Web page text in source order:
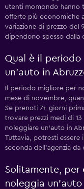
utenti momondo hanno
offerte più economiche
variazione di prezzo del
dipendono spesso dalla
Qual è il
un'auto in
Il periodo migliore per
mese di novembre,
Se prenoti 7+ giorni
trovare prezzi medi di
noleggiare un'auto in
Tuttavia, potresti
seconda dell'agenzia
Solitamente,
noleggia